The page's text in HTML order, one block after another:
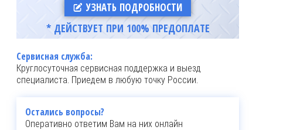
УЗНАТЬ ПОДРОБНОСТИ
* ДЕЙСТВУЕТ ПРИ 100% ПРЕДОПЛАТЕ
Сервисная служба:
Круглосуточная сервисная поддержка и выезд
специалиста. Приедем в любую точку России.
Остались вопросы?
Оперативно ответим Вам на них онлайн